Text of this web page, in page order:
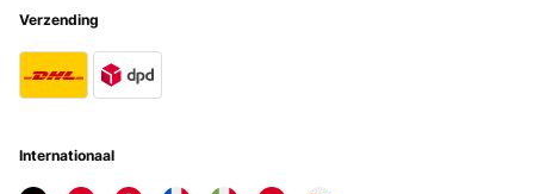
Verzending
Internationaal